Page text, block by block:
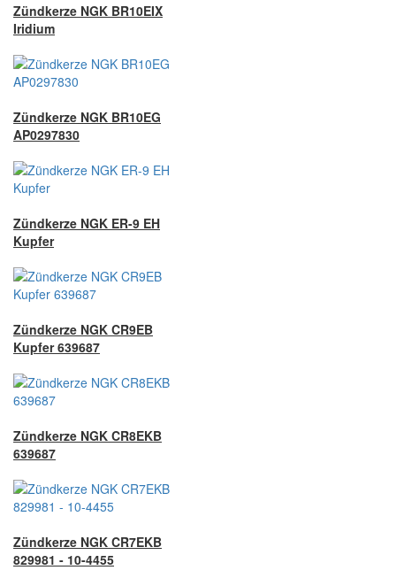
Zündkerze NGK BR10EIX
Iridium
Zündkerze NGK BR10EG
AP0297830
Zündkerze NGK ER-9 EH
Kupfer
Zündkerze NGK CR9EB
Kupfer 639687
Zündkerze NGK CR8EKB
639687
Zündkerze NGK CR7EKB
829981 - 10-4455